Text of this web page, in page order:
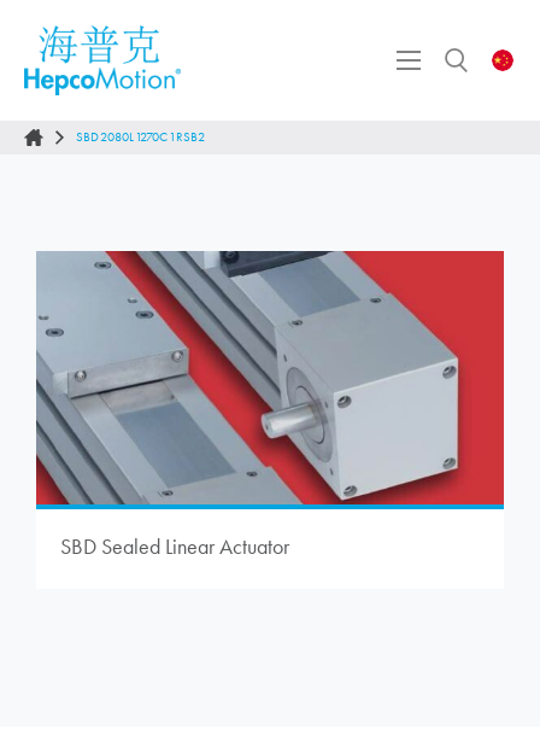
SBD2080L1270C1RSB2
SBD Sealed Linear Actuator